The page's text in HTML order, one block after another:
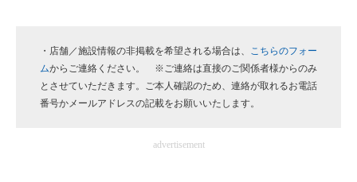
ITエンジニア向け専門サイト
企業向けIT製品の総合サイト
・店舗／施設情報の非掲載を希望される場合は、 こちらのフォー
ムからご連絡ください。 ※ご連絡は直接のご関係者様からのみ
とさせていただきます。ご本人確認のため、連絡が取れるお電話
番号かメールアドレスの記載をお願いいたします。
advertisement